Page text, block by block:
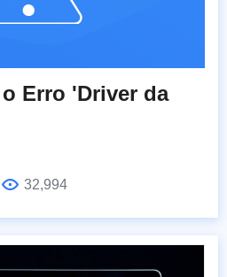
Erro 'Driver da
32,994